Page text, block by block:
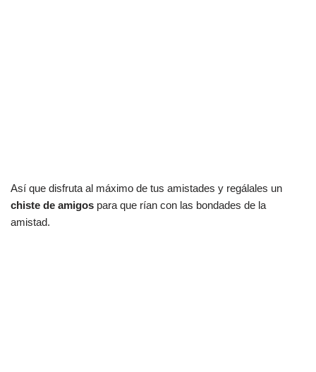
Así que disfruta al máximo de tus amistades y regálales un
chiste de amigos para que rían con las bondades de la
amistad.